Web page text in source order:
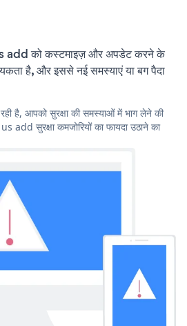
add को कस्टमाइज़ और अपडेट करने के
है, और इससे नई समस्याएं या बग पैदा
है, आपको सुरक्षा की समस्याओं में भाग लेने की
add सुरक्षा कमजोरियों का फायदा उठाने का